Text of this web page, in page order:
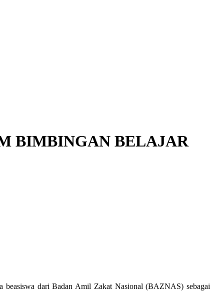
BIMBINGAN BELAJAR
beasiswa dari Badan Amil Zakat Nasional (BAZNAS) sebagai